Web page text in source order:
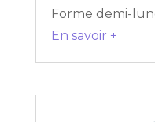
Forme demi-
En savoir +